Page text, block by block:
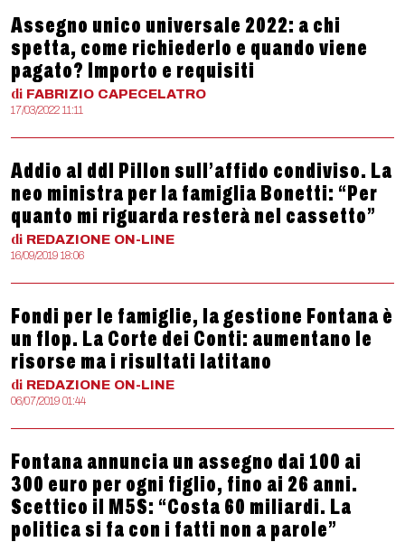
Assegno unico universale 2022: a chi
spetta, come richiederlo e quando viene
pagato? Importo e requisiti
di FABRIZIO CAPECELATRO
17/03/2022 11:11
Addio al ddl Pillon sull’affido condiviso. La
neo ministra per la famiglia Bonetti: “Per
quanto mi riguarda resterà nel cassetto”
di REDAZIONE ON-LINE
16/09/2019 18:06
Fondi per le famiglie, la gestione Fontana è
un flop. La Corte dei Conti: aumentano le
risorse ma i risultati latitano
di REDAZIONE ON-LINE
06/07/2019 01:44
Fontana annuncia un assegno dai 100 ai
300 euro per ogni figlio, fino ai 26 anni.
Scettico il M5S: “Costa 60 miliardi. La
politica si fa con i fatti non a parole”